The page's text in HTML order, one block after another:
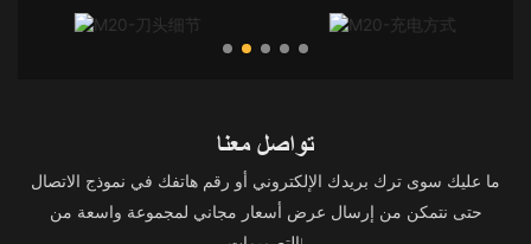
تواصل معنا
ما عليك سوى ترك بريدك الإلكتروني أو رقم هاتفك في نموذج الاتصال
حتى نتمكن من إرسال عرض أسعار مجاني لمجموعة واسعة من